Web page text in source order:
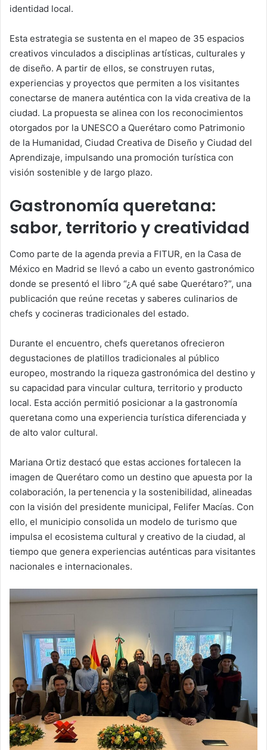
identidad local.
Esta estrategia se sustenta en el mapeo de 35 espacios
creativos vinculados a disciplinas artísticas, culturales y
de diseño. A partir de ellos, se construyen rutas,
experiencias y proyectos que permiten a los visitantes
conectarse de manera auténtica con la vida creativa de la
ciudad. La propuesta se alinea con los reconocimientos
otorgados por la UNESCO a Querétaro como Patrimonio
de la Humanidad, Ciudad Creativa de Diseño y Ciudad del
Aprendizaje, impulsando una promoción turística con
visión sostenible y de largo plazo.
Gastronomía queretana:
sabor, territorio y creatividad
Como parte de la agenda previa a FITUR, en la Casa de
México en Madrid se llevó a cabo un evento gastronómico
donde se presentó el libro “¿A qué sabe Querétaro?”, una
publicación que reúne recetas y saberes culinarios de
chefs y cocineras tradicionales del estado.
Durante el encuentro, chefs queretanos ofrecieron
degustaciones de platillos tradicionales al público
europeo, mostrando la riqueza gastronómica del destino y
su capacidad para vincular cultura, territorio y producto
local. Esta acción permitió posicionar a la gastronomía
queretana como una experiencia turística diferenciada y
de alto valor cultural.
Mariana Ortiz destacó que estas acciones fortalecen la
imagen de Querétaro como un destino que apuesta por la
colaboración, la pertenencia y la sostenibilidad, alineadas
con la visión del presidente municipal, Felifer Macías. Con
ello, el municipio consolida un modelo de turismo que
impulsa el ecosistema cultural y creativo de la ciudad, al
tiempo que genera experiencias auténticas para visitantes
nacionales e internacionales.